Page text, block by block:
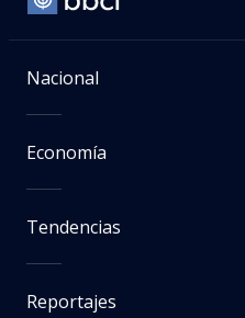
Nacional
Economía
Tendencias
Reportajes